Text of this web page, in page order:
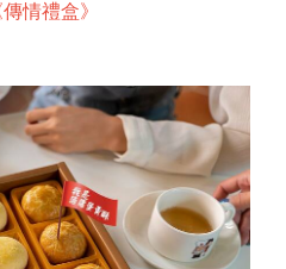
傳情禮盒》